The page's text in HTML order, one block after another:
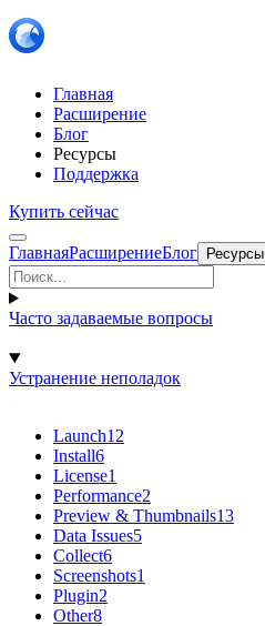
Главная
Расширение
Блог
Ресурсы
Поддержка
Купить сейчас
ГлавнаяРасширениеБлог Ресурсы
Часто задаваемые вопросы
Устранение неполадок
Launch12
Install6
License1
Performance2
Preview & Thumbnails13
Data Issues5
Collect6
Screenshots1
Plugin2
Other8